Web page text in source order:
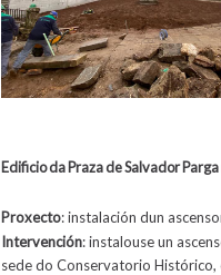
Edificio da Praza de Salvador Parga
Proxecto:instalación dun
Intervención: instalouse un
sede do Conservatorio Histórico,